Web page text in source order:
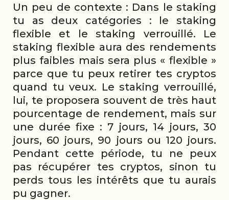
Un peu de contexte : Dans le staking
tu as deux catégories : le staking
flexible et le staking verrouillé. Le
staking flexible aura des rendements
plus faibles mais sera plus « flexible »
parce que tu peux retirer tes cryptos
quand tu veux. Le staking verrouillé,
lui, te proposera souvent de très haut
pourcentage de rendement, mais sur
une durée fixe : 7 jours, 14 jours, 30
jours, 60 jours, 90 jours ou 120 jours.
Pendant cette période, tu ne peux
pas récupérer tes cryptos, sinon tu
perds tous les intérêts que tu aurais
pu gagner.